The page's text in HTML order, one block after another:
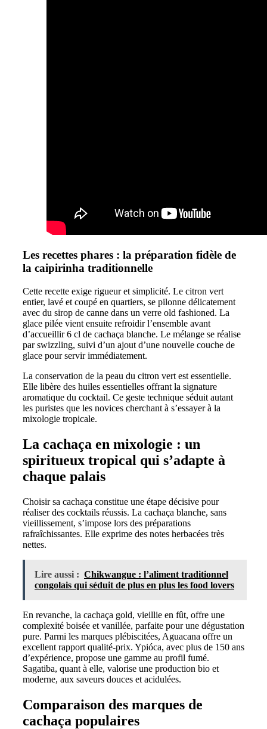
Les recettes phares : la préparation fidèle de
la caipirinha traditionnelle
Cette recette exige rigueur et simplicité. Le citron vert
entier, lavé et coupé en quartiers, se pilonne délicatement
avec du sirop de canne dans un verre old fashioned. La
glace pilée vient ensuite refroidir l’ensemble avant
d’accueillir 6 cl de cachaça blanche. Le mélange se réalise
par swizzling, suivi d’un ajout d’une nouvelle couche de
glace pour servir immédiatement.
La conservation de la peau du citron vert est essentielle.
Elle libère des huiles essentielles offrant la signature
aromatique du cocktail. Ce geste technique séduit autant
les puristes que les novices cherchant à s’essayer à la
mixologie tropicale.
La cachaça en mixologie : un
spiritueux tropical qui s’adapte à
chaque palais
Choisir sa cachaça constitue une étape décisive pour
réaliser des cocktails réussis. La cachaça blanche, sans
vieillissement, s’impose lors des préparations
rafraîchissantes. Elle exprime des notes herbacées très
nettes.
Lire aussi : Chikwangue : l’aliment traditionnel
congolais qui séduit de plus en plus les food lovers
En revanche, la cachaça gold, vieillie en fût, offre une
complexité boisée et vanillée, parfaite pour une dégustation
pure. Parmi les marques plébiscitées, Aguacana offre un
excellent rapport qualité-prix. Ypióca, avec plus de 150 ans
d’expérience, propose une gamme au profil fumé.
Sagatiba, quant à elle, valorise une production bio et
moderne, aux saveurs douces et acidulées.
Comparaison des marques de
cachaça populaires